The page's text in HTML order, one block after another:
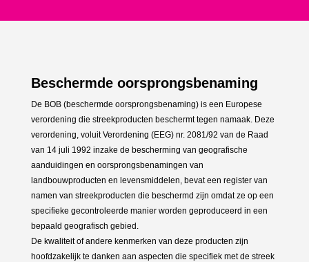
Beschermde oorsprongsbenaming
De BOB (beschermde oorsprongsbenaming) is een Europese
verordening die streekproducten beschermt tegen namaak. Deze
verordening, voluit Verordening (EEG) nr. 2081/92 van de Raad
van 14 juli 1992 inzake de bescherming van geografische
aanduidingen en oorsprongsbenamingen van
landbouwproducten en levensmiddelen, bevat een register van
namen van streekproducten die beschermd zijn omdat ze op een
specifieke gecontroleerde manier worden geproduceerd in een
bepaald geografisch gebied.
De kwaliteit of andere kenmerken van deze producten zijn
hoofdzakelijk te danken aan aspecten die specifiek met de streek